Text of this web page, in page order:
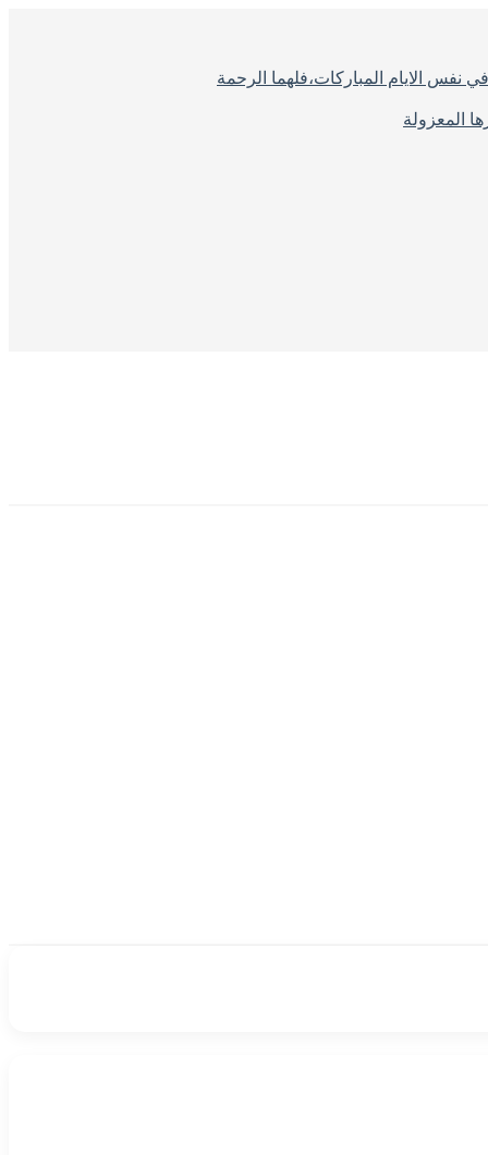
الايام المباركات،فلهما الرحمة
المعزولة